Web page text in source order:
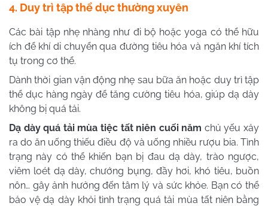
4. Duy trì tập thể dục thường xuyên
Các bài tập nhẹ nhàng như đi bộ hoặc yoga có thể hữu
ích để khí di chuyển qua đường tiêu hóa và ngăn khí tích
tụ trong cơ thể.
Dành thời gian vận động nhẹ sau bữa ăn hoặc duy trì tập
thể dục hàng ngày để tăng cường tiêu hóa, giúp dạ dày
không bị quá tải.
Dạ dày quá tải mùa tiệc tất niên cuối năm chủ yếu xảy
ra do ăn uống thiếu điều độ và uống nhiều rượu bia. Tình
trạng này có thể khiến bạn bị đau dạ dày, trào ngược,
viêm loét dạ dày, chướng bụng, đầy hơi, khó tiêu, buồn
nôn… gây ảnh hưởng đến tâm lý và sức khỏe. Bạn có thể
bảo vệ dạ dày khỏi tình trạng quá tải mùa tất niên bằng